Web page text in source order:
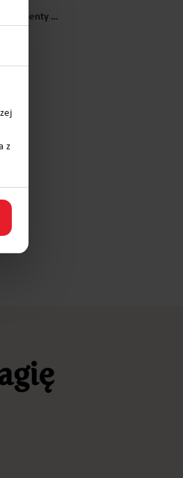
z
Jakie magiczne momenty można stworzyć przy pomocy listu od Świętego Mikołaja?